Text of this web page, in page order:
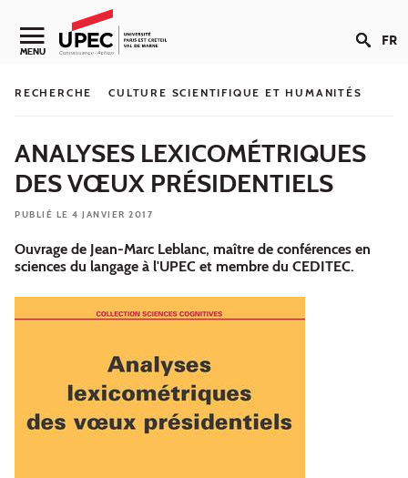
Aller au contenu
Navigation secondaire
MENU FR
RECHERCHE CULTURE SCIENTIFIQUE ET HUMANITÉS
ANALYSES LEXICOMÉTRIQUES
DES VŒUX PRÉSIDENTIELS
PUBLIÉ LE 4 JANVIER 2017
Ouvrage de Jean-Marc Leblanc, maître de conférences en
sciences du langage à l'UPEC et membre du CEDITEC.